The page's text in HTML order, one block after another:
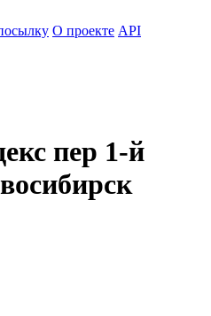
О проекте API
пер 1-й